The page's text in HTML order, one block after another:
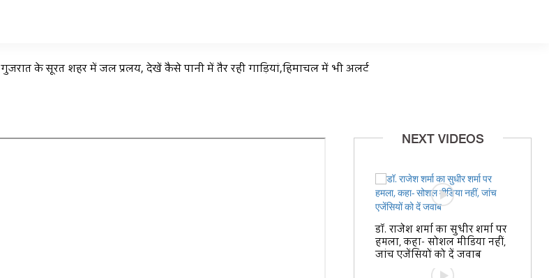
गुजरात के सूरत शहर में जल प्रलय, देखें कैसे पानी में तैर रही गाड़ियां,हिमाचल में भी अलर्ट
NEXT VIDEOS
डॉ. राजेश शर्मा का सुधीर शर्मा पर
हमला, कहा- सोशल मीडिया नहीं,
जांच एजेंसियों को दें जवाब